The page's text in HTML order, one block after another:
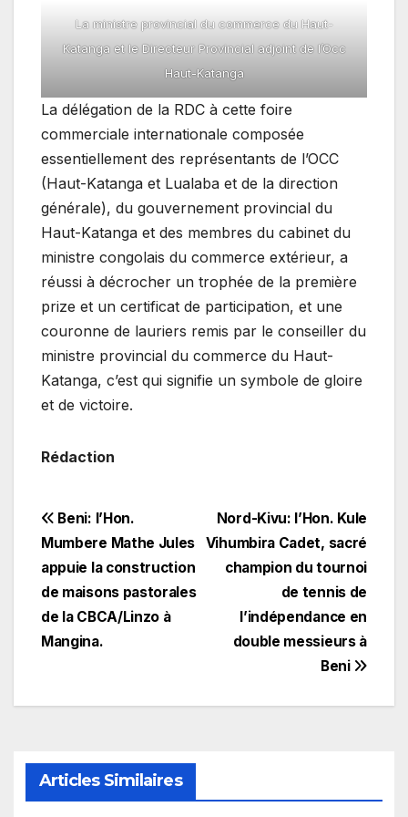
La ministre provincial du commerce du Haut-
Katanga et le Directeur Provincial adjoint de l’Occ
Haut-Katanga
La délégation de la RDC à cette foire
commerciale internationale composée
essentiellement des représentants de l’OCC
(Haut-Katanga et Lualaba et de la direction
générale), du gouvernement provincial du
Haut-Katanga et des membres du cabinet du
ministre congolais du commerce extérieur, a
réussi à décrocher un trophée de la première
prize et un certificat de participation, et une
couronne de lauriers remis par le conseiller du
ministre provincial du commerce du Haut-
Katanga, c’est qui signifie un symbole de gloire
et de victoire.
Rédaction
Navigation
de
l’article
Nord-Kivu: l’Hon. Kule
Vihumbira Cadet, sacré
champion du tournoi
de tennis de
l’indépendance en
double messieurs à
Beni
Beni: l’Hon.
Mumbere Mathe Jules
appuie la construction
de maisons pastorales
de la CBCA/Linzo à
Mangina.
Articles Similaires